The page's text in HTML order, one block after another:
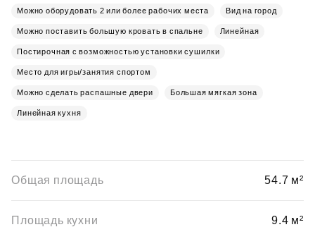
Можно оборудовать 2 или более рабочих места Вид на город
Можно поставить большую кровать в спальне Линейная
Постирочная с возможностью установки сушилки
Место для игры/занятия спортом
Можно сделать распашные двери Большая мягкая зона
Линейная кухня
Общая площадь 54.7 м²
Площадь кухни 9.4 м²